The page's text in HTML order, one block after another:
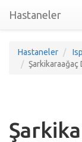
Hastaneler
Hastaneler